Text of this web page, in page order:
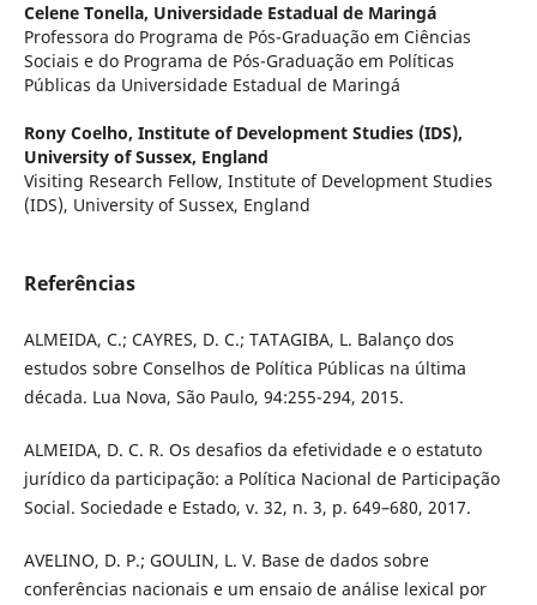
Celene Tonella, Universidade Estadual de Maringá
Professora do Programa de Pós-Graduação em Ciências
Sociais e do Programa de Pós-Graduação em Políticas
Públicas da Universidade Estadual de Maringá
Rony Coelho, Institute of Development Studies (IDS),
University of Sussex, England
Visiting Research Fellow, Institute of Development Studies
(IDS), University of Sussex, England
Referências
ALMEIDA, C.; CAYRES, D. C.; TATAGIBA, L. Balanço dos
estudos sobre Conselhos de Política Públicas na última
década. Lua Nova, São Paulo, 94:255-294, 2015.
ALMEIDA, D. C. R. Os desafios da efetividade e o estatuto
jurídico da participação: a Política Nacional de Participação
Social. Sociedade e Estado, v. 32, n. 3, p. 649–680, 2017.
AVELINO, D. P.; GOULIN, L. V. Base de dados sobre
conferências nacionais e um ensaio de análise lexical por